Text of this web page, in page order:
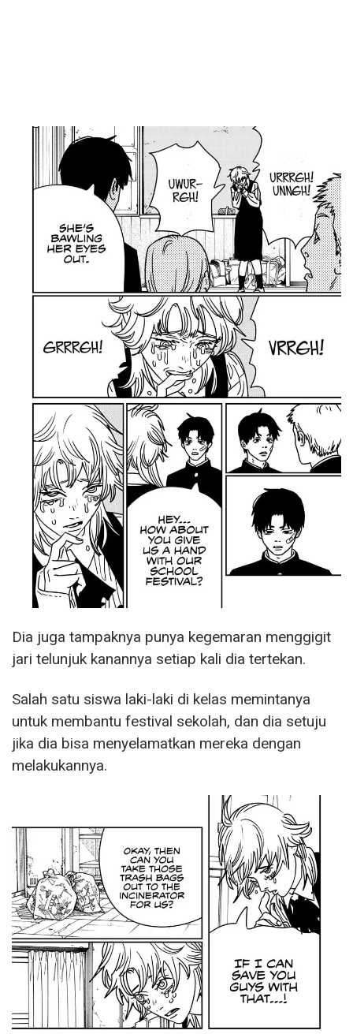
Dia juga tampaknya punya kegemaran menggigit
jari telunjuk kanannya setiap kali dia tertekan.
Salah satu siswa laki-laki di kelas memintanya
untuk membantu festival sekolah, dan dia setuju
jika dia bisa menyelamatkan mereka dengan
melakukannya.